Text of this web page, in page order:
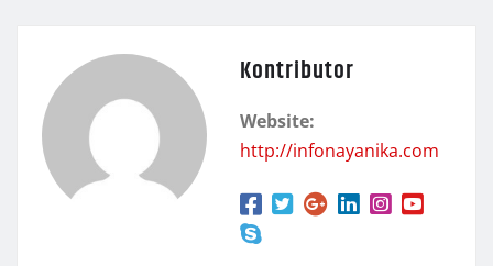
Kontributor
Website:
http://infonayanika.com